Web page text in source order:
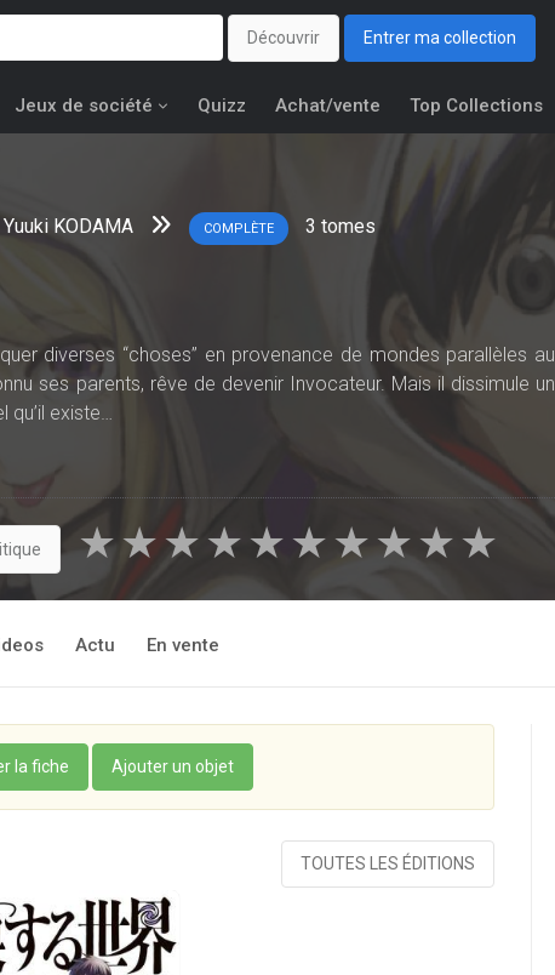
Découvrir Entrer ma collection
Jeux de société Quizz Achat/vente Top Collections
Yuuki KODAMA COMPLÈTE 3 tomes
diverses “choses” en provenance de mondes parallèles au
ses parents, rêve de devenir Invocateur. Mais il dissimule un
qu’il existe…
Invocateurs prennent part à des combats épiques en plein
★
★
★
★
★
★
★
★
★
★
Actu En vente
la fiche Ajouter un objet
TOUTES LES ÉDITIONS